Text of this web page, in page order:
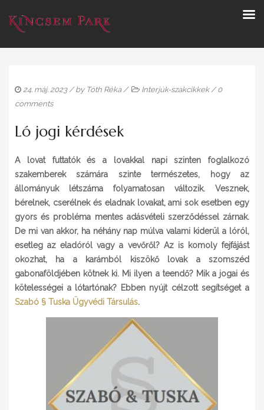
24. máj. 2023/ by Tóth Réka/ Interjúk-szakcikkek/0
comments
Ló jogi kérdések
A lovat futtatók és a lovakkal napi szinten foglalkozó
szakemberek számára szinte természetes, hogy az
állományuk létszáma folyamatosan változik. Vesznek,
bérelnek, cserélnek és eladnak lovakat, ami sok esetben egy
gyors és probléma mentes adásvételi szerződéssel zárnak.
De mi van akkor, ha néhány nap múlva valami kiderül a lóról,
esetleg az eladóról vagy a vevőről? Az is komoly fejfájást
okozhat, ha a karámból kiszökő lovak a szomszéd
gabonaföldjében kötnek ki. Mi ilyen a teendő? Mik a jogai és
kötelességei a lótartónak? Ebben nyújt célzott segítséget a
Szabó § Tuska Ügyvédi Társulás.